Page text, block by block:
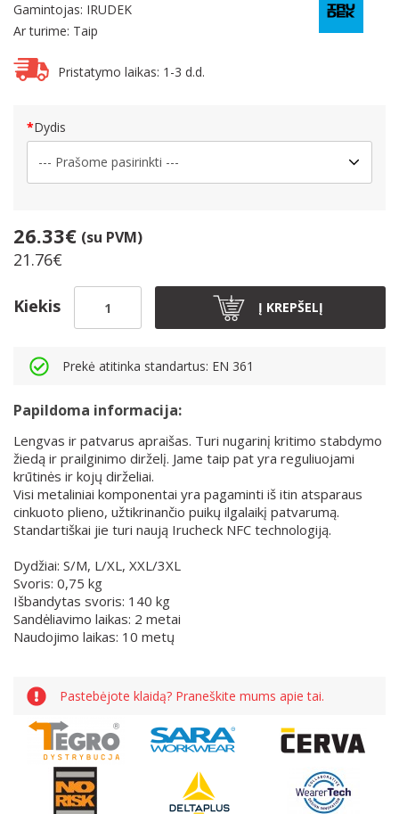
Gamintojas: IRUDEK
Ar turime: Taip
Pristatymo laikas: 1-3 d.d.
Dydis
26.33€ (su PVM)
21.76€
Kiekis Į KREPŠELĮ
Prekė atitinka standartus: EN 361
Papildoma informacija:
Lengvas ir patvarus apraišas. Turi nugarinį kritimo stabdymo
žiedą ir prailginimo dirželį. Jame taip pat yra reguliuojami
krūtinės ir kojų dirželiai.
Visi metaliniai komponentai yra pagaminti iš itin atsparaus
cinkuoto plieno, užtikrinančio puikų ilgalaikį patvarumą.
Standartiškai jie turi naują Irucheck NFC technologiją.
Dydžiai: S/M, L/XL, XXL/3XL
Svoris: 0,75 kg
Išbandytas svoris: 140 kg
Sandėliavimo laikas: 2 metai
Naudojimo laikas: 10 metų
Pastebėjote klaidą? Praneškite mums apie tai.